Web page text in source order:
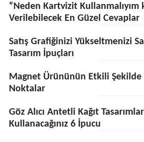
“Neden Kartvizit Kullanmalıyım
Verilebilecek En Güzel Cevaplar
Satış Grafiğinizi Yükseltmenizi
Tasarım İpuçları
Magnet Ürününün Etkili Şekilde
Noktalar
Göz Alıcı Antetli Kağıt
Kullanacağınız 6 İpucu